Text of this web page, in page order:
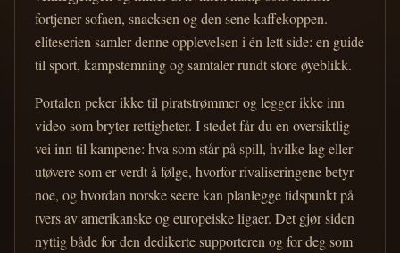
fortjener sofaen, snacksen og den sene kaffekoppen.
eliteserien samler denne opplevelsen i én lett side: en guide
til sport, kampstemning og samtaler rundt store øyeblikk.
Portalen peker ikke til piratstrømmer og legger ikke inn
video som bryter rettigheter. I stedet får du en oversiktlig
vei inn til kampene: hva som står på spill, hvilke lag eller
utøvere som er verdt å følge, hvorfor rivaliseringene betyr
noe, og hvordan norske seere kan planlegge tidspunkt på
tvers av amerikanske og europeiske ligaer. Det gjør siden
nyttig både for den dedikerte supporteren og for deg som